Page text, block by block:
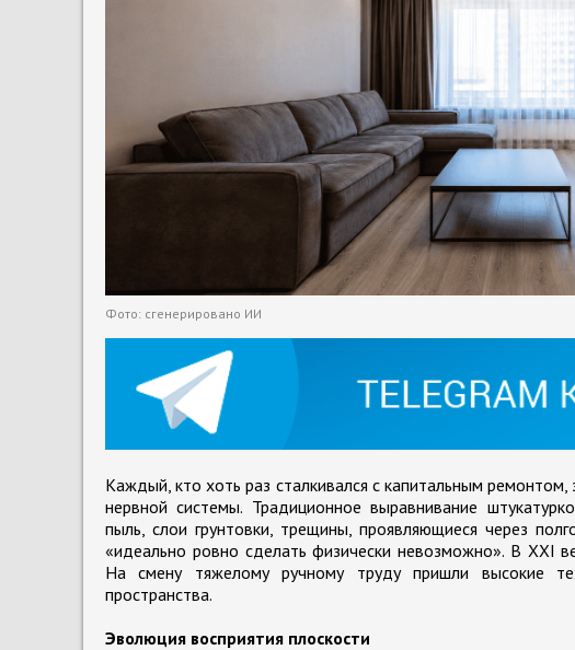
Фото: сгенерировано ИИ
Каждый, кто хоть раз сталкивался с капитальным
нервной системы. Традиционное выравнивание
пыль, слои грунтовки, трещины, проявляющиеся через
«идеально ровно сделать физически невозможно». В XXI
На смену тяжелому ручному труду пришли высокие
пространства.
Эволюция восприятия плоскости